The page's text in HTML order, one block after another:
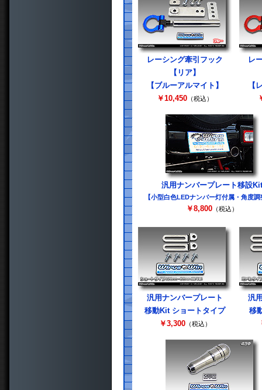
レーシング牽引フック
【リア】
【ブルーアルマイト】
￥10,450 （税込）
レ
【
汎用ナンバープレート移設Kit
【小型白色LEDナンバー灯付属・角度調
￥8,800 （税込）
汎用ナンバープレート
移動Kit ショートタイプ
￥3,300（税込）
汎
移